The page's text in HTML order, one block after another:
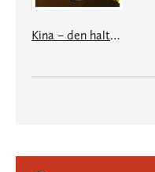
Kina – den haltande kolossen